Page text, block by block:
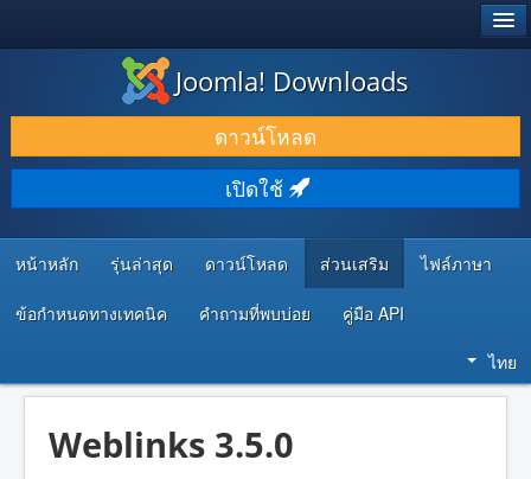
ดาวน์โหลด & ส่วนเสริม
ค้นคว้า & เรียนรู้
ชุมชน & สนับสนุน
ทรัพยากรสำหรับนักพัฒนา
Joomla! Downloads
ดาวน์โหลด
เปิดใช้
หน้าหลัก รุ่นล่าสุด ดาวน์โหลด ส่วนเสริม ไฟล์ภาษา
ข้อกำหนดทางเทคนิค คำถามที่พบบ่อย คู่มือ API
ไทย
Weblinks 3.5.0